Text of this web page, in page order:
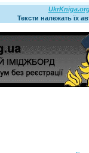
Тексти належать їх